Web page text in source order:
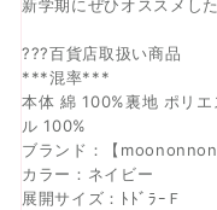
新学期にぜひオススメし
???百貨店取扱い商品
***混率***
本体 綿 100%裏地 ポリ
ル 100%
ブランド：【moononnon
カラー：ネイビー
展開サイズ：ﾄﾄﾞﾗｰＦ